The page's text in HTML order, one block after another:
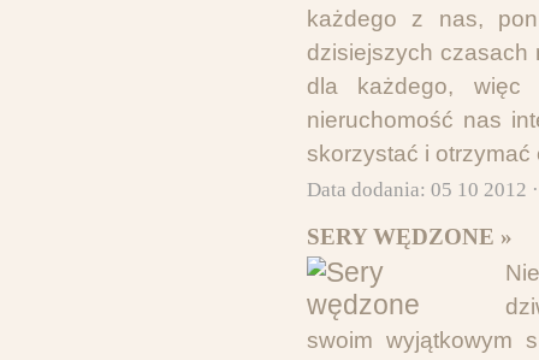
każdego z nas,
dzisiejszych czasach
dla każdego,
nieruchomość nas
skorzystać i otrzymać
Data dodania: 05 10 2012
SERY WĘDZONE »
swoim wyjątkowym